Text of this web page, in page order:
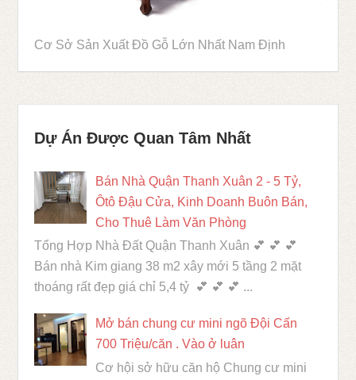
Cơ Sở Sản Xuất Đồ Gỗ Lớn Nhất Nam Định
Dự Án Được Quan Tâm Nhất
Bán Nhà Quận Thanh Xuân 2 - 5 Tỷ,
Ôtô Đậu Cửa, Kinh Doanh Buôn Bán,
Cho Thuê Làm Văn Phòng
Tổng Hợp Nhà Đất Quận Thanh Xuân 💕 💕 💕
Bán nhà Kim giang 38 m2 xây mới 5 tầng 2 mặt
thoáng rất đẹp giá chỉ 5,4 tỷ 💕 💕 💕 ...
Mở bán chung cư mini ngõ Đội Cấn
700 Triệu/căn . Vào ở luân
Cơ hội sở hữu căn hộ Chung cư mini